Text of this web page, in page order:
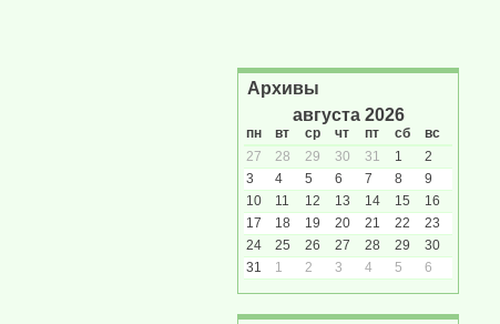
Архивы
августа 2026
пн вт ср чт пт сб
вс
27
28 29 30 31 1
2
3
4 5 6 7 8
9
10
11 12 13 14 15
16
17
18 19 20 21 22
23
24
25 26 27 28 29
30
31
1 2 3 4 5 6